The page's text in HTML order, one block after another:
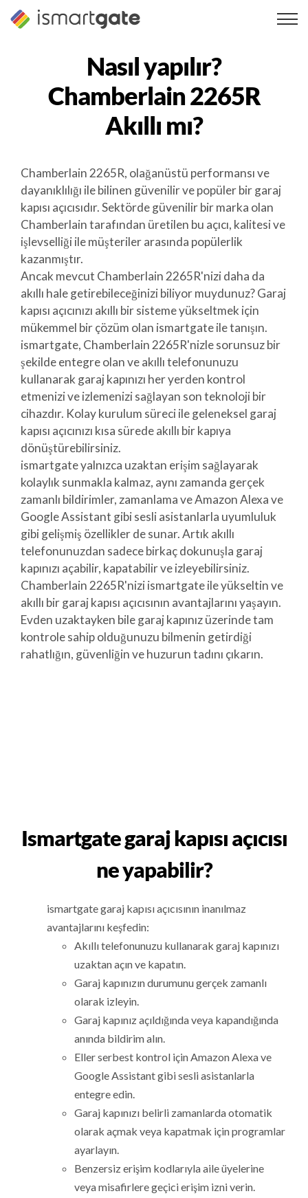
İçeriğe
geç
Nasıl yapılır?
Chamberlain 2265R
Akıllı mı?
Chamberlain 2265R, olağanüstü performansı ve
dayanıklılığı ile bilinen güvenilir ve popüler bir garaj
kapısı açıcısıdır. Sektörde güvenilir bir marka olan
Chamberlain tarafından üretilen bu açıcı, kalitesi ve
işlevselliği ile müşteriler arasında popülerlik
kazanmıştır.
Ancak mevcut Chamberlain 2265R'nizi daha da
akıllı hale getirebileceğinizi biliyor muydunuz? Garaj
kapısı açıcınızı akıllı bir sisteme yükseltmek için
mükemmel bir çözüm olan ismartgate ile tanışın.
ismartgate, Chamberlain 2265R'nizle sorunsuz bir
şekilde entegre olan ve akıllı telefonunuzu
kullanarak garaj kapınızı her yerden kontrol
etmenizi ve izlemenizi sağlayan son teknoloji bir
cihazdır. Kolay kurulum süreci ile geleneksel garaj
kapısı açıcınızı kısa sürede akıllı bir kapıya
dönüştürebilirsiniz.
ismartgate yalnızca uzaktan erişim sağlayarak
kolaylık sunmakla kalmaz, aynı zamanda gerçek
zamanlı bildirimler, zamanlama ve Amazon Alexa ve
Google Assistant gibi sesli asistanlarla uyumluluk
gibi gelişmiş özellikler de sunar. Artık akıllı
telefonunuzdan sadece birkaç dokunuşla garaj
kapınızı açabilir, kapatabilir ve izleyebilirsiniz.
Chamberlain 2265R'nizi ismartgate ile yükseltin ve
akıllı bir garaj kapısı açıcısının avantajlarını yaşayın.
Evden uzaktayken bile garaj kapınız üzerinde tam
kontrole sahip olduğunuzu bilmenin getirdiği
rahatlığın, güvenliğin ve huzurun tadını çıkarın.
Ismartgate garaj kapısı açıcısı
ne yapabilir?
ismartgate garaj kapısı açıcısının inanılmaz
avantajlarını keşfedin:
Akıllı telefonunuzu kullanarak garaj kapınızı
uzaktan açın ve kapatın.
Garaj kapınızın durumunu gerçek zamanlı
olarak izleyin.
Garaj kapınız açıldığında veya kapandığında
anında bildirim alın.
Eller serbest kontrol için Amazon Alexa ve
Google Assistant gibi sesli asistanlarla
entegre edin.
Garaj kapınızı belirli zamanlarda otomatik
olarak açmak veya kapatmak için programlar
ayarlayın.
Benzersiz erişim kodlarıyla aile üyelerine
veya misafirlere geçici erişim izni verin.